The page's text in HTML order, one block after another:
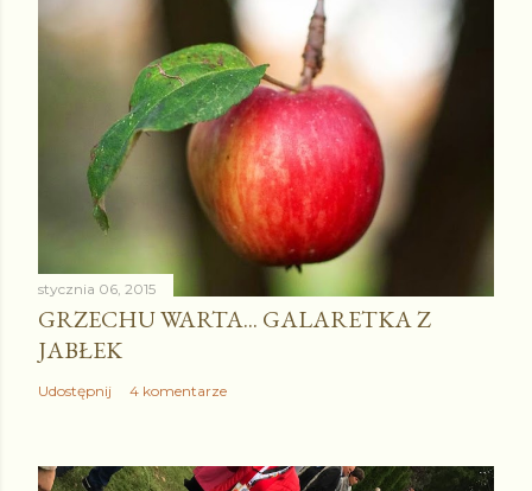
stycznia 06, 2015
GRZECHU WARTA... GALARETKA Z
JABŁEK
Udostępnij 4 komentarze